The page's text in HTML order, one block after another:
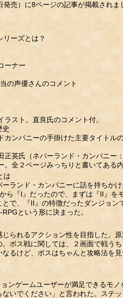
売）に8ページの記事が掲載されま
リーズとは？
ーナー
の声優さんのコメント
スト。直良氏のコメント付。
史
カンパニーの手掛けた主要タイトル
英氏（ネバーランド・カンパニー
全２ページみっちりと書いてある
は
ンド・カンパニーに話を持ちか
ら『I』だったので、まずは『II』
で、『II』の特徴だったダンジョ
という形に決まった。
られるアクション性を目指した。
ボス戦に関しては、２画面で戦う
るけど、ボスはちゃんと攻略法を
ゲームユーザーが満足できるモノ
いでください」と言われた。ステ